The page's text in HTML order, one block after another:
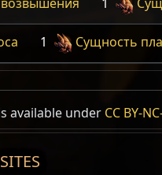
1 Сущность
available under CC BY-
SITES